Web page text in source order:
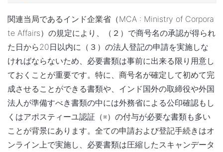
関連当局であるインド企業省（MCA : Ministry of Corpora
te Affairs）の規定により、（２）で商号名の承認が得られ
た日から20日以内に（３）の法人登記の申請を実施しな
ければならないため、必要書類は事前に出来る限り用意し
ておくことが重要です。特に、商号名が確定して初めて完
成させることができる書類や、インド国外の取締役や外国
法人が準備すべき書類の中には外務省による公印確認もし
くはアポスティーユ認証（※）の付与が必要な書類も多い
ことが背景にあります。全ての申請および登記手続きはオ
ンライン上で実施し、必要書類は圧縮したスキャンデータ